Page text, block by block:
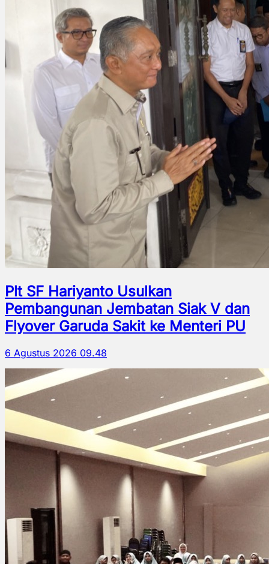
Plt SF Hariyanto Usulkan
Pembangunan Jembatan Siak V dan
Flyover Garuda Sakit ke Menteri PU
6 Agustus 2026 09.48